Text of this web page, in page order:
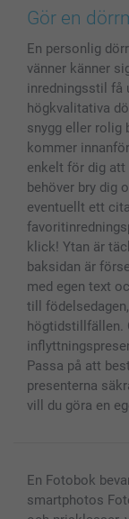
Bilder,
MyNameBook
Fotoalmanackor
Fotoramar &
Presentkort
Alla
Cookie Policy
Villkor och
Investor
smartgaranti
Priser &
Status på
Gör en
En personlig
vänner känner
inredningsstil få
högkvalitativa
snygg eller rolig
kommer
enkelt för dig att
behöver bry dig
eventuellt ett
klick! Ytan är
baksidan är
med egen text
till
högtidstillfällen.
Passa på att
presenterna
vill du göra en
En Fotobok
smartphotos